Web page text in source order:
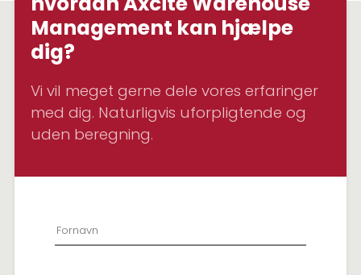
Management kan hjælpe
dig?
Vi vil meget gerne dele vores erfaringer
med dig. Naturligvis uforpligtende og
uden beregning.